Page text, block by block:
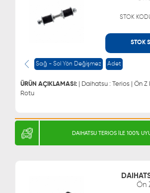
STOK
STOK
Sağ - Sol Yön Değişmez Adet
ÜRÜN AÇIKLAMASI:
Rotu
WHATSAPP
0543 329 21 66
0543 329 21 55
DAIHATSU TERIOS İLE 100%
Ön